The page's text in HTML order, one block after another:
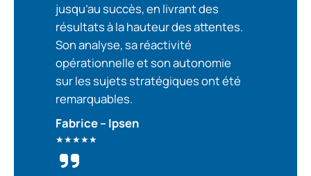
jusqu’au succès, en livrant des
résultats à la hauteur des attentes.
Son analyse, sa réactivité
opérationnelle et son autonomie
sur les sujets stratégiques ont été
remarquables.
Fabrice – Ipsen
★★★★★